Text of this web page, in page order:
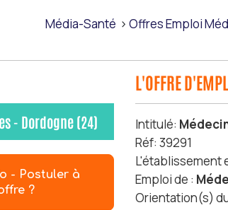
Média-Santé Offres Emploi
- Dordogne (24)
- Postuler à
?
L'OFFRE
Intitulé:
Réf: 39291
L'établissement
Emploi de :
Orientation(s)